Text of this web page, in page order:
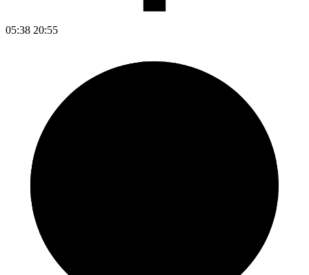
05:38 20:55